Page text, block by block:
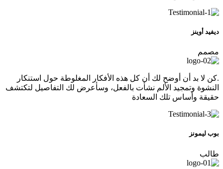
ديفيد أوينز
مصمم
.كن لا بد أن أوضح لك أن كل هذه الأفكار المغلوطة حول استنكار
النشوة وتمجيد الألم نشأت بالفعل، وسأعرض لك التفاصيل لتكتشف
حقيقة وأساس تلك السعادة
بوب ليمونز
طالب